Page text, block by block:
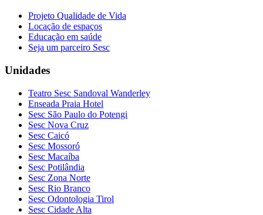
Projeto Qualidade de Vida
Locação de espaços
Educação em saúde
Seja um parceiro Sesc
Unidades
Teatro Sesc Sandoval Wanderley
Enseada Praia Hotel
Sesc São Paulo do Potengi
Sesc Nova Cruz
Sesc Caicó
Sesc Mossoró
Sesc Macaíba
Sesc Potilândia
Sesc Zona Norte
Sesc Rio Branco
Sesc Odontologia Tirol
Sesc Cidade Alta